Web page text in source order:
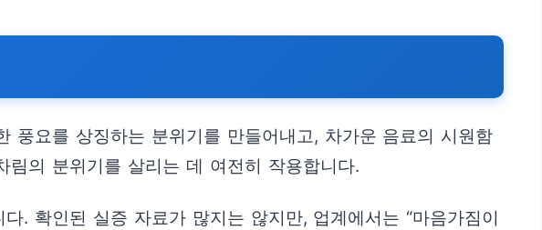
풍요를 상징하는 분위기를 만들어내고, 차가운 음료의 시원함
의 분위기를 살리는 데 여전히 작용합니다.
. 확인된 실증 자료가 많지는 않지만, 업계에서는 “마음가짐이